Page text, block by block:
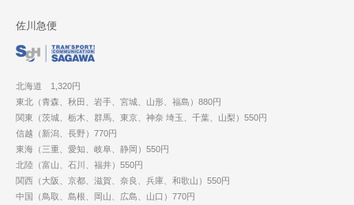
佐川急便
北海道 1,320円
東北（青森、秋田、岩手、宮城、山形、福島）880円
関東（茨城、栃木、群馬、東京、神奈 埼玉、千葉、山梨）550円
信越（新潟、長野）770円
東海（三重、愛知、岐阜、静岡）550円
北陸（富山、石川、福井）550円
関西（大阪、京都、滋賀、奈良、兵庫、和歌山）550円
中国（鳥取、島根、岡山、広島、山口）770円